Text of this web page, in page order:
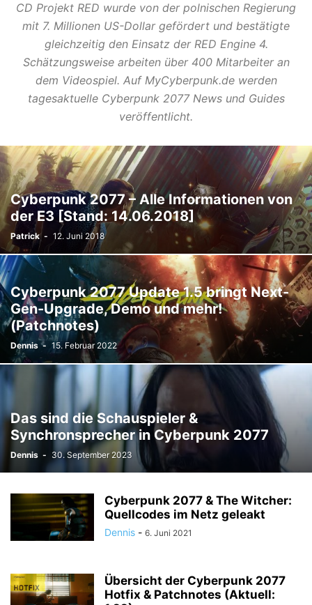
CD Projekt RED wurde von der polnischen Regierung
mit 7. Millionen US-Dollar gefördert und bestätigte
gleichzeitig den Einsatz der RED Engine 4.
Schätzungsweise arbeiten über 400 Mitarbeiter an
dem Videospiel. Auf MyCyberpunk.de werden
tagesaktuelle Cyberpunk 2077 News und Guides
veröffentlicht.
Cyberpunk 2077 – Alle Informationen von
der E3 [Stand: 14.06.2018]
Patrick - 12. Juni 2018
Cyberpunk 2077 Update 1.5 bringt Next-
Gen-Upgrade, Demo und mehr!
(Patchnotes)
Dennis - 15. Februar 2022
Das sind die Schauspieler &
Synchronsprecher in Cyberpunk 2077
Dennis - 30. September 2023
Cyberpunk 2077 & The Witcher:
Quellcodes im Netz geleakt
Dennis - 6. Juni 2021
Übersicht der Cyberpunk 2077
Hotfix & Patchnotes (Aktuell: